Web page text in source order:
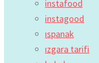
instafood
instagood
ıspanak
ızgara tarifi